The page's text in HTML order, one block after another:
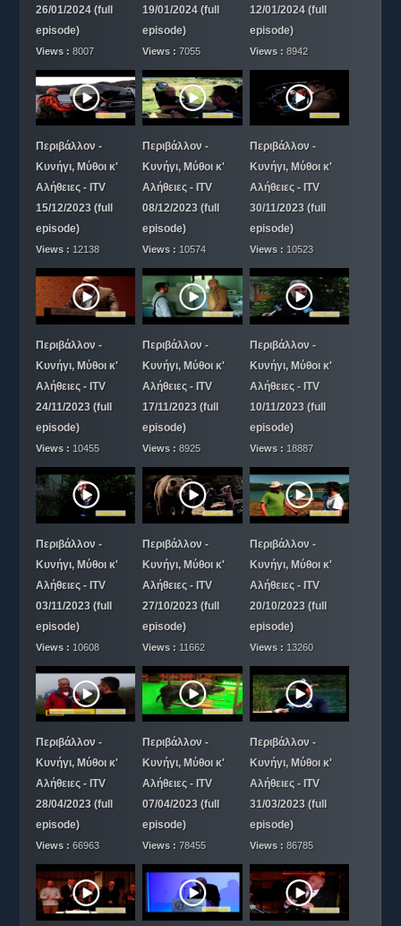
26/01/2024 (full
episode)
Views : 8007
19/01/2024 (full
episode)
Views :7055
12/01/2024 (full
episode)
Views : 8942
Περιβάλλον -
Κυνήγι, Μύθοι κ'
Αλήθειες - ITV
15/12/2023 (full
episode)
Views : 12138
Περιβάλλον -
Κυνήγι, Μύθοι κ'
Αλήθειες - ITV
08/12/2023 (full
episode)
Views : 10574
Περιβάλλον -
Κυνήγι, Μύθοι κ'
Αλήθειες - ITV
30/11/2023 (full
episode)
Views : 10523
Περιβάλλον -
Κυνήγι, Μύθοι κ'
Αλήθειες - ITV
24/11/2023 (full
episode)
Views : 10455
Περιβάλλον -
Κυνήγι, Μύθοι κ'
Αλήθειες - ITV
17/11/2023 (full
episode)
Views :8925
Περιβάλλον -
Κυνήγι, Μύθοι κ'
Αλήθειες - ITV
10/11/2023 (full
episode)
Views : 18887
Περιβάλλον -
Κυνήγι, Μύθοι κ'
Αλήθειες - ITV
03/11/2023 (full
episode)
Views : 10608
Περιβάλλον -
Κυνήγι, Μύθοι κ'
Αλήθειες - ITV
27/10/2023 (full
episode)
Views : 11662
Περιβάλλον -
Κυνήγι, Μύθοι κ'
Αλήθειες - ITV
20/10/2023 (full
episode)
Views : 13260
Περιβάλλον -
Κυνήγι, Μύθοι κ'
Αλήθειες - ITV
28/04/2023 (full
episode)
Views : 66963
Περιβάλλον -
Κυνήγι, Μύθοι κ'
Αλήθειες - ITV
07/04/2023 (full
episode)
Views :78455
Περιβάλλον -
Κυνήγι, Μύθοι κ'
Αλήθειες - ITV
31/03/2023 (full
episode)
Views : 86785